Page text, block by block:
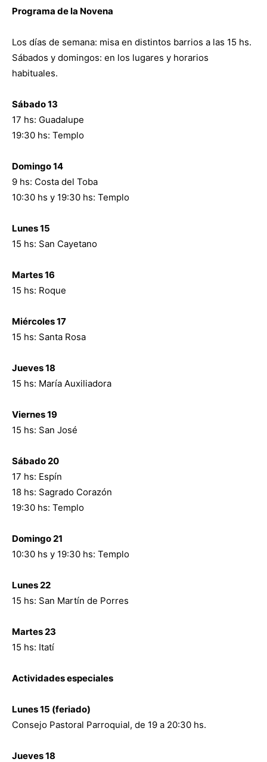
Programa de la Novena
Los días de semana: misa en distintos barrios a las 15 hs.
Sábados y domingos: en los lugares y horarios
habituales.
Sábado 13
17 hs: Guadalupe
19:30 hs: Templo
Domingo 14
9 hs: Costa del Toba
10:30 hs y 19:30 hs: Templo
Lunes 15
15 hs: San Cayetano
Martes 16
15 hs: Roque
Miércoles 17
15 hs: Santa Rosa
Jueves 18
15 hs: María Auxiliadora
Viernes 19
15 hs: San José
Sábado 20
17 hs: Espín
18 hs: Sagrado Corazón
19:30 hs: Templo
Domingo 21
10:30 hs y 19:30 hs: Templo
Lunes 22
15 hs: San Martín de Porres
Martes 23
15 hs: Itatí
Actividades especiales
Lunes 15 (feriado)
Consejo Pastoral Parroquial, de 19 a 20:30 hs.
Jueves 18